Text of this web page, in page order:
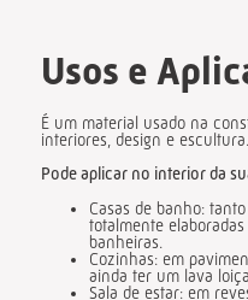
Usos e
É um material usado na
interiores, design e escultura.
Pode aplicar no interior da
Casas de banho:
totalmente
banheiras.
Cozinhas: em
ainda ter um lava
Sala de estar: em